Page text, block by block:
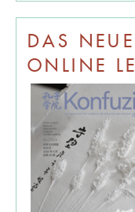
DAS
ONLINE